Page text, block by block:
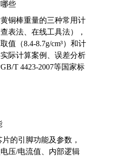
些
铜棒重量的三种常用计
表法、在线工具法），
值（8.4-8.7g/cm³）和计
际计算案例、误差分析
T 4423-2007等国家标
的引脚功能及参数，
压/电流值、内部逻辑